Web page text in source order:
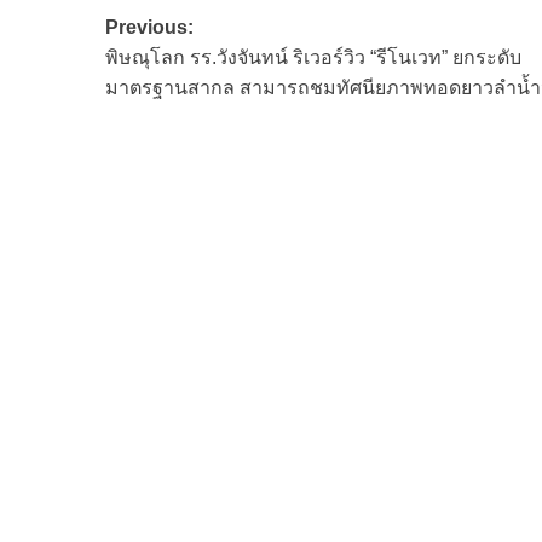
Post
navigation
Previous:
พิษณุโลก รร.วังจันทน์ ริเวอร์วิว “รีโนเวท” ยกระดับ
มาตรฐานสากล สามารถชมทัศนียภาพทอดยาวลำน้